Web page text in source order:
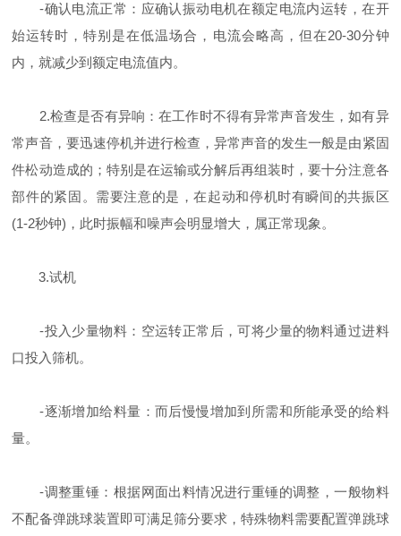
-确认电流正常：应确认振动电机在额定电流内运转，在开
始运转时，特别是在低温场合，电流会略高，但在20-30分钟
内，就减少到额定电流值内。
2.检查是否有异响：在工作时不得有异常声音发生，如有异
常声音，要迅速停机并进行检查，异常声音的发生一般是由紧固
件松动造成的；特别是在运输或分解后再组装时，要十分注意各
部件的紧固。需要注意的是，在起动和停机时有瞬间的共振区
(1-2秒钟)，此时振幅和噪声会明显增大，属正常现象。
3.试机
-投入少量物料：空运转正常后，可将少量的物料通过进料
口投入筛机。
-逐渐增加给料量：而后慢慢增加到所需和所能承受的给料
量。
-调整重锤：根据网面出料情况进行重锤的调整，一般物料
不配备弹跳球装置即可满足筛分要求，特殊物料需要配置弹跳球